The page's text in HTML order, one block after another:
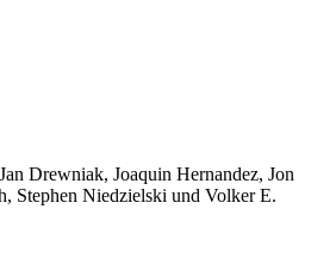
Drewniak, Joaquin Hernandez, Jon
Stephen Niedzielski und Volker E.